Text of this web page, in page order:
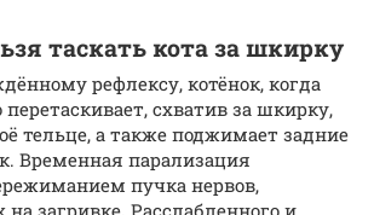
таскать кота за шкирку
рефлексу, котёнок, когда
схватив за шкирку,
тельце, а также поджимает задние
Временная парализация
пучка нервов,